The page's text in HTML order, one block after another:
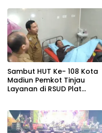
Sambut HUT Ke- 108 Kota
Madiun Pemkot Tinjau
Layanan di RSUD Plat